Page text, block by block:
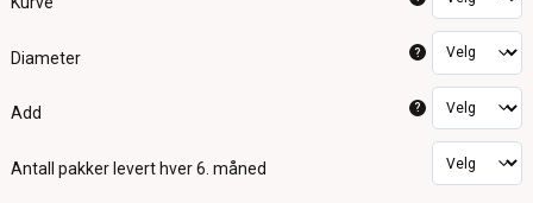
Diameter ?
Add ?
Antall pakker levert hver 6. måned